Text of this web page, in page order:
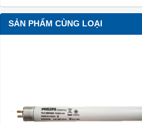
TL-D 90 Graphica 18W/965 mô
SẢN PHẨM CÙNG LOẠI